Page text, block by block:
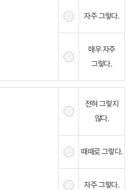
자주 그렇다.
매우 자주
그렇다.
전혀 그렇지
않다.
때때로 그렇다.
자주 그렇다.